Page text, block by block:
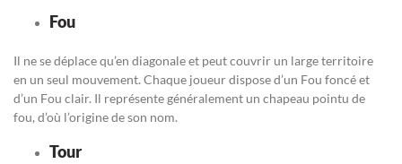
Fou
Il ne se déplace qu’en diagonale et peut couvrir un large territoire
en un seul mouvement. Chaque joueur dispose d’un Fou foncé et
d’un Fou clair. Il représente généralement un chapeau pointu de
fou, d’où l’origine de son nom.
Tour